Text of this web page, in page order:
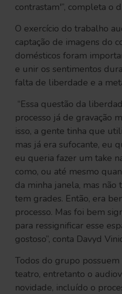
contrastam'”, completa o
O exercício do trabalho
captação de imagens do
domésticos foram
e unir os sentimentos
falta de liberdade e a
“Essa questão da
processo já de gravação
isso, a gente tinha que
mas já era sufocante, eu
eu queria fazer um take
como, ou até mesmo
da minha janela, mas não
tem grades. Então, era
processo. Mas foi bem
para ressignificar esse
gostoso”, conta Davyd
Todos do grupo possuem
teatro, entretanto o
novidade, incluído o